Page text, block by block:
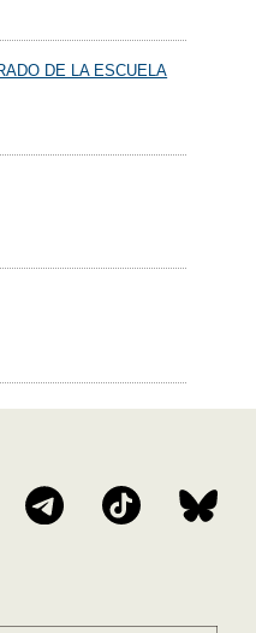
DE LA ESCUELA